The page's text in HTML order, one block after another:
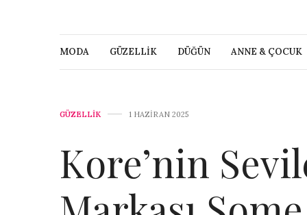
MODA GÜZELLİK DÜĞÜN ANNE & ÇOCUK
GÜZELLİK 1 HAZIRAN 2025
Kore’nin